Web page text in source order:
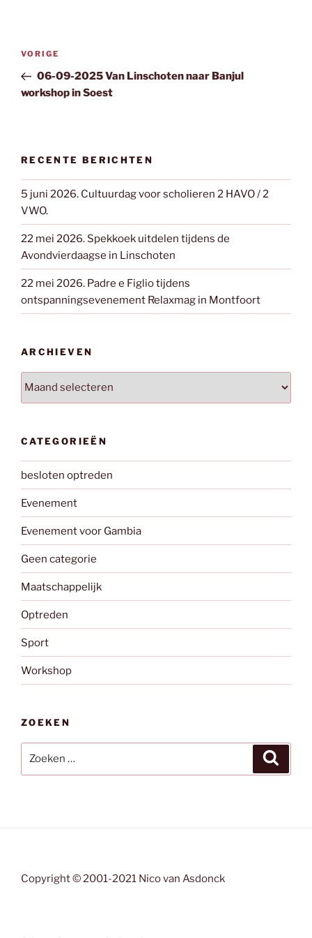
Bericht
Vorig
bericht
VORIGE
06-09-2025 Van Linschoten naar Banjul
workshop in Soest
RECENTE BERICHTEN
5 juni 2026. Cultuurdag voor scholieren 2 HAVO / 2
VWO.
22 mei 2026. Spekkoek uitdelen tijdens de
Avondvierdaagse in Linschoten
22 mei 2026. Padre e Figlio tijdens
ontspanningsevenement Relaxmag in Montfoort
ARCHIEVEN
Archieven
CATEGORIEËN
besloten optreden
Evenement
Evenement voor Gambia
Geen categorie
Maatschappelijk
Optreden
Sport
Workshop
ZOEKEN
naar:
Copyright © 2001-2021 Nico van Asdonck